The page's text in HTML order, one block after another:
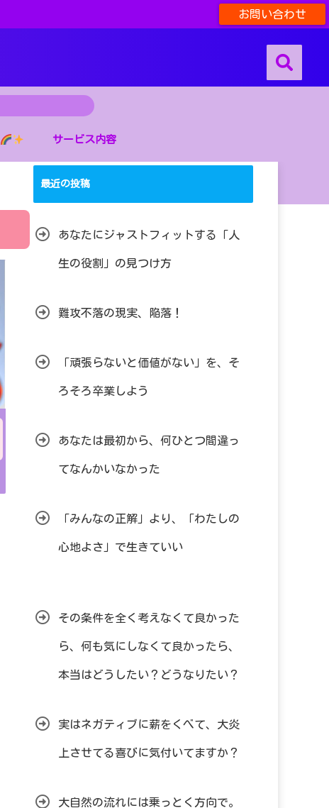
お問い合わせ
サービス内容
最近の投稿
あなたにジャストフィットする「人
生の役割」の見つけ方
難攻不落の現実、陥落！
「頑張らないと価値がない」を、そ
ろそろ卒業しよう
あなたは最初から、何ひとつ間違っ
てなんかいなかった
「みんなの正解」より、「わたしの
心地よさ」で生きていい
その条件を全く考えなくて良かった
ら、何も気にしなくて良かったら、
本当はどうしたい？どうなりたい？
実はネガティブに薪をくべて、大炎
上させてる喜びに気付いてますか？
大自然の流れには乗っとく方向で。